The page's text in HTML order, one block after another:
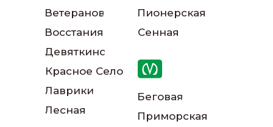
Ветеранов
Восстания
Девяткино
Лаврики
Лесная
Пионерская
Сенная
Беговая
Приморская
Красное Село
Наши инструкторы